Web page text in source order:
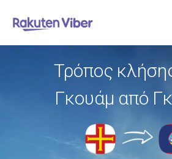
Τρόπος
Γκουάμ από